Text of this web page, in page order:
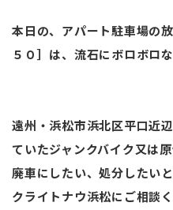
本日の、アパート駐車場の
５０］は、流石にボロボロ
遠州・浜松市浜北区平口近
ていたジャンクバイク又は
廃車にしたい、処分したい
クライトナウ浜松にご相談